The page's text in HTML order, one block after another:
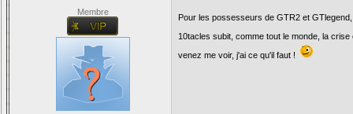
Membre
Pour les possesseurs de GTR2 et
10tacles subit, comme tout le monde, la
venez me voir, j'ai ce qu'il faut !